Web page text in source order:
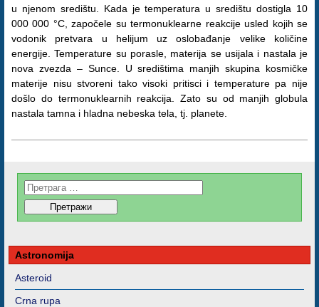
u njenom središtu. Kada je temperatura u središtu dostigla 10
000 000 °C, započele su termonuklearne reakcije usled kojih se
vodonik pretvara u helijum uz oslobađanje velike količine
energije. Temperature su porasle, materija se usijala i nastala je
nova zvezda – Sunce. U središtima manjih skupina kosmičke
materije nisu stvoreni tako visoki pritisci i temperature pa nije
došlo do termonuklearnih reakcija. Zato su od manjih globula
nastala tamna i hladna nebeska tela, tj. planete.
Astronomija
Asteroid
Crna rupa